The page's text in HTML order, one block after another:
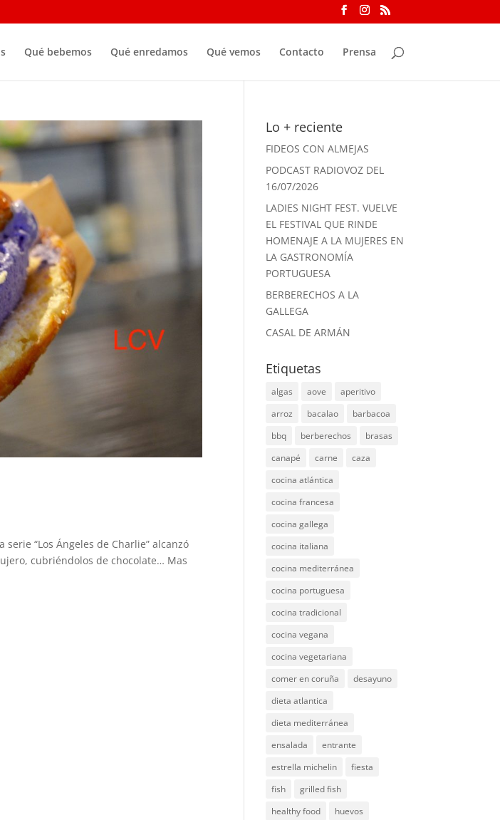
Qué bebemos Qué enredamos Qué vemos Contacto Prensa
“Los Ángeles de Charlie” alcanzó
cubriéndolos de chocolate… Mas
Lo + reciente
FIDEOS CON ALMEJAS
PODCAST RADIOVOZ DEL
16/07/2026
LADIES NIGHT FEST. VUELVE
EL FESTIVAL QUE RINDE
HOMENAJE A LA MUJERES EN
LA GASTRONOMÍA
PORTUGUESA
BERBERECHOS A LA
GALLEGA
CASAL DE ARMÁN
Etiquetas
algas aove
aperitivo
arroz
bacalao
barbacoa
bbq
berberechos
brasas
canapé
carne
caza
cocina atlántica
cocina francesa
cocina gallega
cocina italiana
cocina mediterránea
cocina portuguesa
cocina tradicional
cocina vegana
cocina vegetariana
comer en coruña
desayuno
dieta atlantica
dieta mediterránea
ensalada
entrante
estrella michelin
fiesta
fish
grilled fish
healthy food
huevos